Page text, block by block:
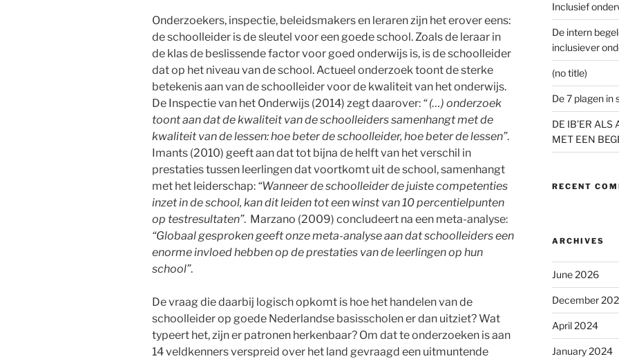
Onderzoekers, inspectie, beleidsmakers en leraren zijn het erover eens:
de schoolleider is de sleutel voor een goede school. Zoals de leraar in
de klas de beslissende factor voor goed onderwijs is, is de schoolleider
dat op het niveau van de school. Actueel onderzoek toont de sterke
betekenis aan van de schoolleider voor de kwaliteit van het onderwijs.
De Inspectie van het Onderwijs (2014) zegt daarover: “ (…) onderzoek
toont aan dat de kwaliteit van de schoolleiders samenhangt met de
kwaliteit van de lessen: hoe beter de schoolleider, hoe beter de lessen”.
Imants (2010) geeft aan dat tot bijna de helft van het verschil in
prestaties tussen leerlingen dat voortkomt uit de school, samenhangt
met het leiderschap: “Wanneer de schoolleider de juiste competenties
inzet in de school, kan dit leiden tot een winst van 10 percentielpunten
op testresultaten”. Marzano (2009) concludeert na een meta-analyse:
“Globaal gesproken geeft onze meta-analyse aan dat schoolleiders een
enorme invloed hebben op de prestaties van de leerlingen op hun
school”.
De vraag die daarbij logisch opkomt is hoe het handelen van de
schoolleider op goede Nederlandse basisscholen er dan uitziet? Wat
typeert het, zijn er patronen herkenbaar? Om dat te onderzoeken is aan
14 veldkenners verspreid over het land gevraagd een uitmuntende
Inclusief
De intern
inclusiever
(no title)
De 7 plagen in
DE IB’ER
MET EEN
RECENT
ARCHIVES
June 2026
December
April 2024
January 2024